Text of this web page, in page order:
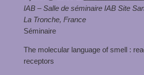
IAB – Salle de séminaire IAB Site
La Tronche, France
Séminaire
The molecular language of smell :
receptors